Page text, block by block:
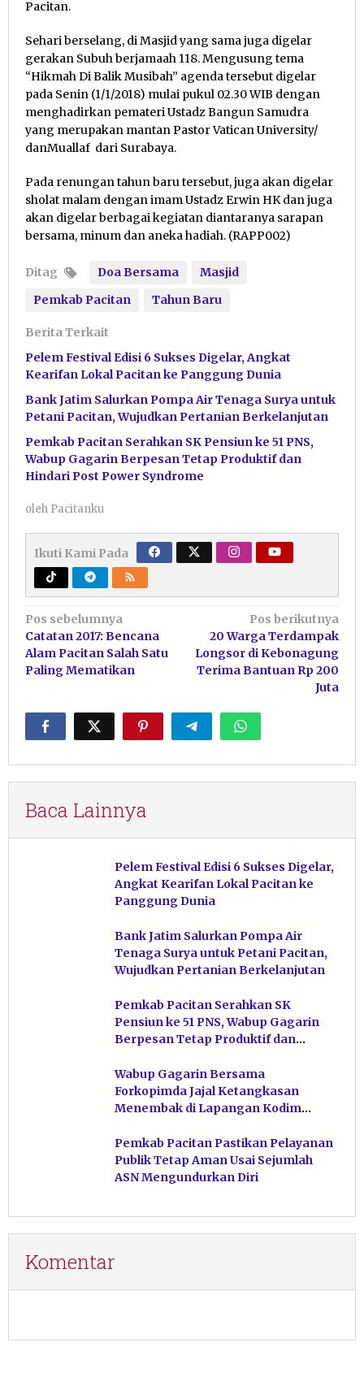
Pacitan.
Sehari berselang, di Masjid yang sama juga digelar
gerakan Subuh berjamaah 118. Mengusung tema
“Hikmah Di Balik Musibah” agenda tersebut digelar
pada Senin (1/1/2018) mulai pukul 02.30 WIB dengan
menghadirkan pemateri Ustadz Bangun Samudra
yang merupakan mantan Pastor Vatican University/
danMuallaf dari Surabaya.
Pada renungan tahun baru tersebut, juga akan digelar
sholat malam dengan imam Ustadz Erwin HK dan juga
akan digelar berbagai kegiatan diantaranya sarapan
bersama, minum dan aneka hadiah. (RAPP002)
Ditag Doa Bersama
Masjid
Pemkab Pacitan
Tahun Baru
Berita Terkait
Pelem Festival Edisi 6 Sukses Digelar, Angkat
Kearifan Lokal Pacitan ke Panggung Dunia
Bank Jatim Salurkan Pompa Air Tenaga Surya untuk
Petani Pacitan, Wujudkan Pertanian Berkelanjutan
Pemkab Pacitan Serahkan SK Pensiun ke 51 PNS,
Wabup Gagarin Berpesan Tetap Produktif dan
Hindari Post Power Syndrome
oleh Pacitanku
Ikuti Kami Pada
Navigasi
pos
Pos sebelumnya
Catatan 2017: Bencana
Alam Pacitan Salah Satu
Paling Mematikan
Pos berikutnya
20 Warga Terdampak
Longsor di Kebonagung
Terima Bantuan Rp 200
Juta
Baca Lainnya
Pelem Festival Edisi 6 Sukses Digelar,
Angkat Kearifan Lokal Pacitan ke
Panggung Dunia
Bank Jatim Salurkan Pompa Air
Tenaga Surya untuk Petani Pacitan,
Wujudkan Pertanian Berkelanjutan
Pemkab Pacitan Serahkan SK
Pensiun ke 51 PNS, Wabup Gagarin
Berpesan Tetap Produktif dan
Wabup Gagarin Bersama
Forkopimda Jajal Ketangkasan
Menembak di Lapangan Kodim
Pemkab Pacitan Pastikan Pelayanan
Publik Tetap Aman Usai Sejumlah
ASN Mengundurkan Diri
Komentar